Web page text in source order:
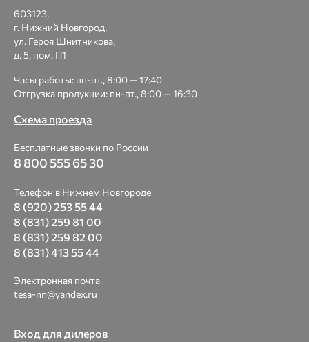
603123,
г. Нижний Новгород,
ул. Героя Шнитникова,
д. 5, пом. П1
Часы работы: пн-пт., 8:00 — 17:40
Отгрузка продукции: пн-пт., 8:00 — 16:30
Схема проезда
Бесплатные звонки по России
8 800 555 65 30
Телефон в Нижнем Новгороде
8 (920) 253 55 44
8 (831) 259 81 00
8 (831) 259 82 00
8 (831) 413 55 44
Электронная почта
tesa-nn@yandex.ru
Вход для дилеров